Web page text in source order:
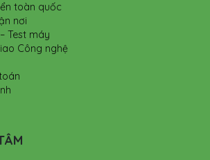
toàn quốc
nơi
Test máy
Công nghệ